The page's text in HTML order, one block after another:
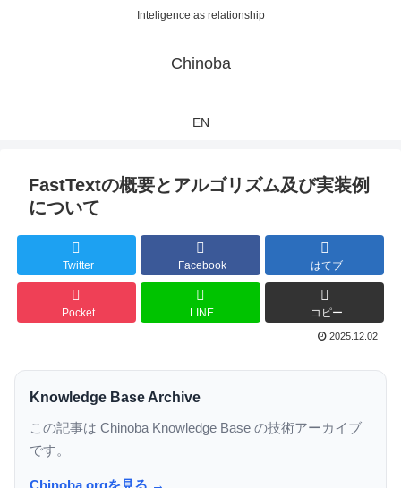
Inteligence as relationship
Chinoba
EN
FastTextの概要とアルゴリズム及び実装例
について
Twitter Facebook はてブ
Pocket LINE コピー
2025.12.02
Knowledge Base Archive
この記事は Chinoba Knowledge Base の技術アーカイブ
です。